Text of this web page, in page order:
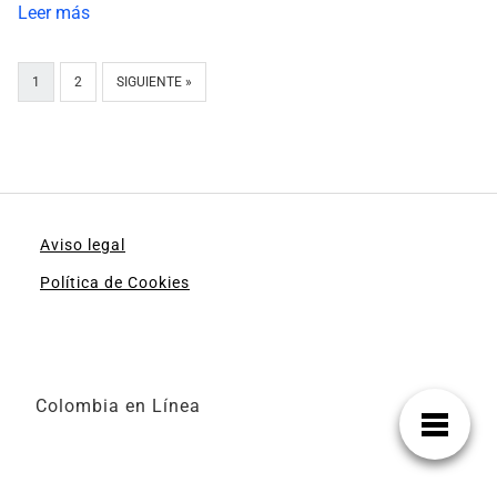
Leer más
1 2 SIGUIENTE »
Aviso legal
Política de Cookies
Colombia en Línea